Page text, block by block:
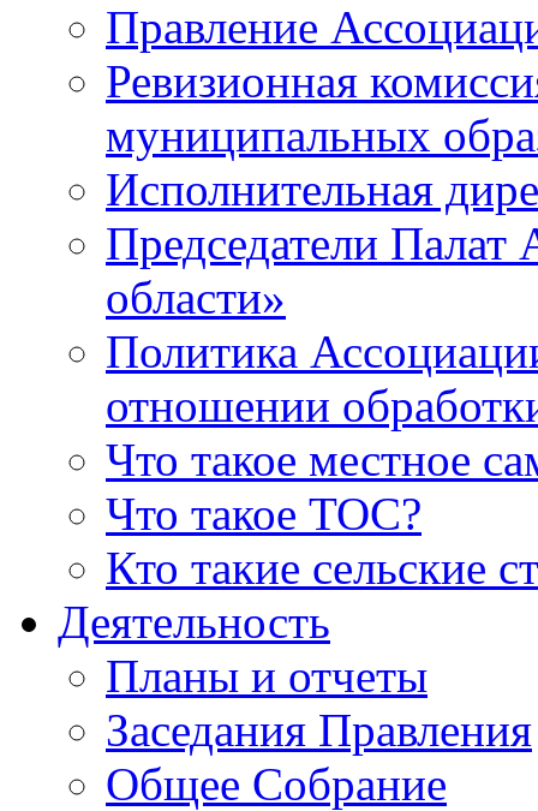
Правление
Ревизионная
муниципальных
Исполнительная
Председатели
области»
Политика
отношении
Что такое местное
Что такое ТОС?
Кто такие сельские
Деятельность
Планы и отчеты
Заседания Правления
Общее Собрание